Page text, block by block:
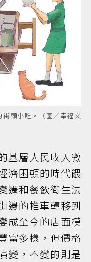
頭小吃。（圖／幸福文
基層人民收入微
濟困頓的時代餵
遷和餐飮衛生法
邊的推車轉移到
成至今的店面模
富多樣，但價格
變，不變的則是